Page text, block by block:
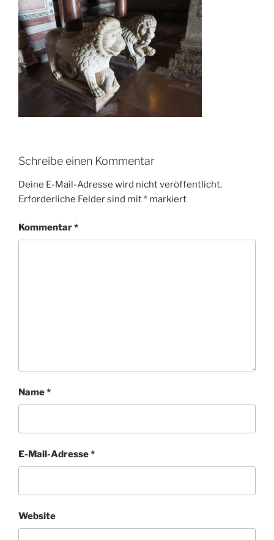
Schreibe einen Kommentar
Deine E-Mail-Adresse wird nicht veröffentlicht.
Erforderliche Felder sind mit* markiert
Kommentar*
Name*
E-Mail-Adresse*
Website